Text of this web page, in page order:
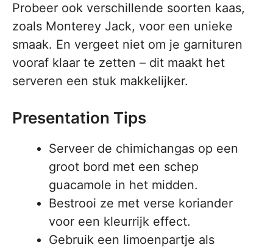
Probeer ook verschillende soorten kaas,
zoals Monterey Jack, voor een unieke
smaak. En vergeet niet om je garnituren
vooraf klaar te zetten – dit maakt het
serveren een stuk makkelijker.
Presentation Tips
Serveer de chimichangas op een
groot bord met een schep
guacamole in het midden.
Bestrooi ze met verse koriander
voor een kleurrijk effect.
Gebruik een limoenpartje als